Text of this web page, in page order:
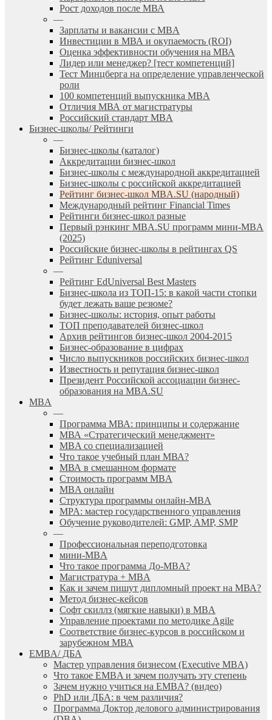
Рост доходов после МВА
—
Зарплаты и вакансии с MBA
Инвестиции в МВА и окупаемость (ROI)
Оценка эффективности обучения на МВА
Лидер или менеджер? [тест компетенций]
Тест Минцберга на определение управленческой
роли
100 компетенций выпускника MBA
Отличия МВА от магистратуры
Российский стандарт MBA
Бизнес-школы/ Рейтинги
—
Бизнес-школы (каталог)
Аккредитации бизнес-школ
Бизнес-школы с международной аккредитацией
Бизнес-школы с российской аккредитацией
Рейтинг бизнес-школ MBA.SU (народный)
Международный рейтинг Financial Times
Рейтинги бизнес-школ разные
Первый рэнкинг MBA.SU программ мини-MBA
(2025)
Российские бизнес-школы в рейтингах QS
Рейтинг Eduniversal
—
Рейтинг EdUniversal Best Masters
Бизнес-школа из ТОП-15: в какой части стопки
будет лежать ваше резюме?
Бизнес-школы: история, опыт работы
ТОП преподавателей бизнес-школ
Архив рейтингов бизнес-школ 2004-2015
Бизнес-образование в цифрах
Число выпускников российских бизнес-школ
Известность и репутация бизнес-школ
Президент Российской ассоциации бизнес-
образования на MBA.SU
MBA
—
Программа МВА: принципы и содержание
МВА «Cтратегический менеджмент»
MBA со специализацией
Что такое учебный план МВА?
МВА в смешанном формате
Стоимость программ MBA
MBA онлайн
Cтруктура программы онлайн-MBA
MPA: мастер государственного управления
Обучение руководителей: GMP, AMP, SMP
—
Профессиональная переподготовка
мини-MBA
Что такое программа До-MBA?
Магистратура + MBA
Как и зачем пишут дипломный проект на МВА?
Метод бизнес-кейсов
Софт скиллз (мягкие навыки) в MBA
Управление проектами по методике Agile
Соответствие бизнес-курсов в российском и
зарубежном МВА
EMBA/ ДБA
Мастер управления бизнесом (Executive MBA)
Что такое EMBA и зачем получать эту степень
Зачем нужно учиться на EMBA? (видео)
PhD или ДБА: в чем различия?
Программа Доктор делового администрирования